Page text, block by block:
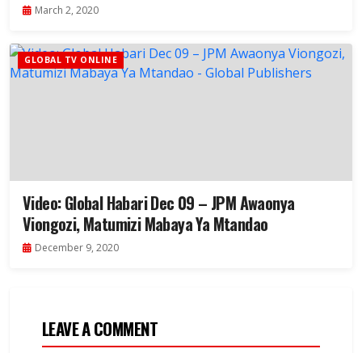
March 2, 2020
GLOBAL TV ONLINE
Video: Global Habari Dec 09 – JPM Awaonya
Viongozi, Matumizi Mabaya Ya Mtandao
December 9, 2020
LEAVE A COMMENT